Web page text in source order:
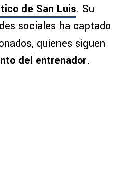
de San Luis. Su
sociales ha captado
quienes siguen
del entrenador.